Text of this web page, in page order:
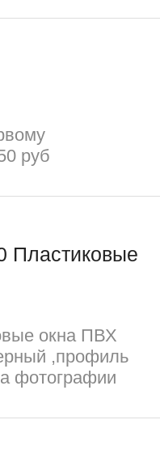
руб
Пластиковые
окна ПВХ
,профиль
фотографии